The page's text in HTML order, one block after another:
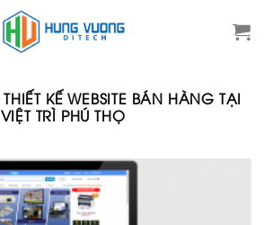
THIẾT KẾ WEBSITE BÁN HÀNG TẠI
VIỆT TRÌ PHÚ THỌ